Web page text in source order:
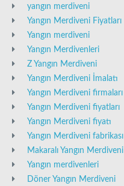
yangın merdiveni
Yangın Merdiveni Fiyatları
Yangın merdiveni
Yangın Merdivenleri
Z Yangın Merdiveni
Yangın Merdiveni İmalatı
Yangın Merdiveni firmaları
Yangın Merdiveni fiyatları
Yangın Merdiveni fiyatı
Yangın Merdiveni fabrikası
Makaralı Yangın Merdiveni
Yangın merdivenleri
Döner Yangın Merdiveni